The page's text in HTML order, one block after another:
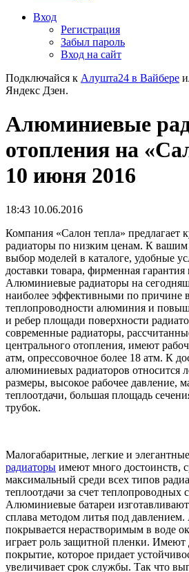
Вход
Регистрация
Забыл пароль
Вход на сайт
Подключайся к Алушта24 в Вайбере
Яндекс Дзен.
Алюминиевые
отопления на
10 июня 2016
18:43 10.06.2016
Компания «Салон тепла» предлагает
радиаторы по низким ценам. К
выбор моделей в каталоге, удобные
доставки товара, фирменная
Алюминиевые радиаторы на
наиболее эффективными по причине
теплопроводности алюминия и
и ребер площади поверхности
современные радиаторы,
центрального отопления, имеют
атм, опрессовочное более 18 атм. К
алюминиевых радиаторов относится
размеры, высокое рабочее давление,
теплоотдачи, большая площадь
трубок.
Малогабаритные, легкие и
радиаторы имеют много достоинств,
максимальный среди всех типов
теплоотдачи за счет теплопроводных
Алюминиевые батареи
сплава методом литья под
покрывается нерастворимым в воде
играет роль защитной пленки. Имеют
покрытие, которое придает
увеличивает срок службы. Так что